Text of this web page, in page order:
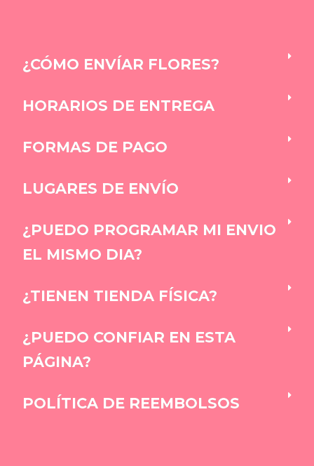
¿CÓMO ENVÍAR FLORES?
HORARIOS DE ENTREGA
FORMAS DE PAGO
LUGARES DE ENVÍO
¿PUEDO PROGRAMAR MI ENVIO
EL MISMO DIA?
¿TIENEN TIENDA FÍSICA?
¿PUEDO CONFIAR EN ESTA
PÁGINA?
POLÍTICA DE REEMBOLSOS